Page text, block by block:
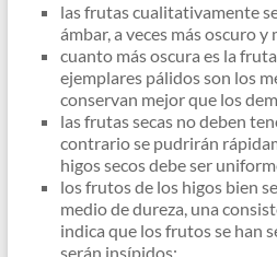
las frutas cualitativamente
ámbar, a veces más oscuro y
cuanto más oscura es la
ejemplares pálidos son los
conservan mejor que los
las frutas secas no deben
contrario se pudrirán
higos secos debe ser
los frutos de los higos bien
medio de dureza, una
indica que los frutos se han
serán insípidos;